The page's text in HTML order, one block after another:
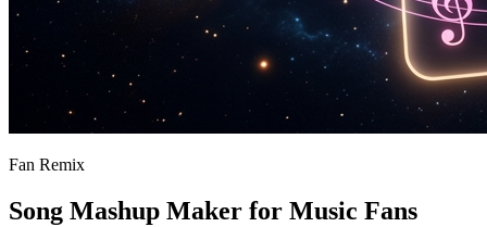
Fan Remix
Song Mashup Maker for Music Fans